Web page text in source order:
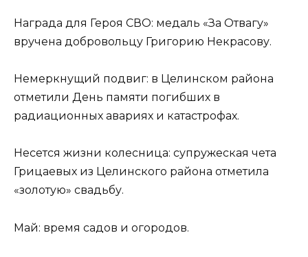
Награда для Героя СВО: медаль «За Отвагу»
вручена добровольцу Григорию Некрасову.
Немеркнущий подвиг: в Целинском района
отметили День памяти погибших в
радиационных авариях и катастрофах.
Несется жизни колесница: супружеская чета
Грицаевых из Целинского района отметила
«золотую» свадьбу.
Май: время садов и огородов.